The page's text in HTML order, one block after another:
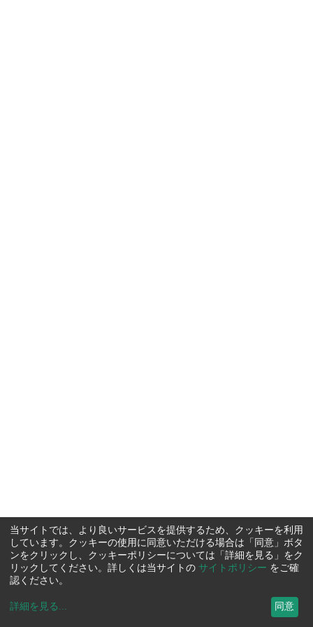
当サイトでは、より良いサービスを提供するため、クッキーを利用
しています。クッキーの使用に同意いただける場合は「同意」ボタ
ンをクリックし、クッキーポリシーについては「詳細を見る」をク
リックしてください。詳しくは当サイトの サイトポリシー をご確
認ください。
詳細を見る ... 同意